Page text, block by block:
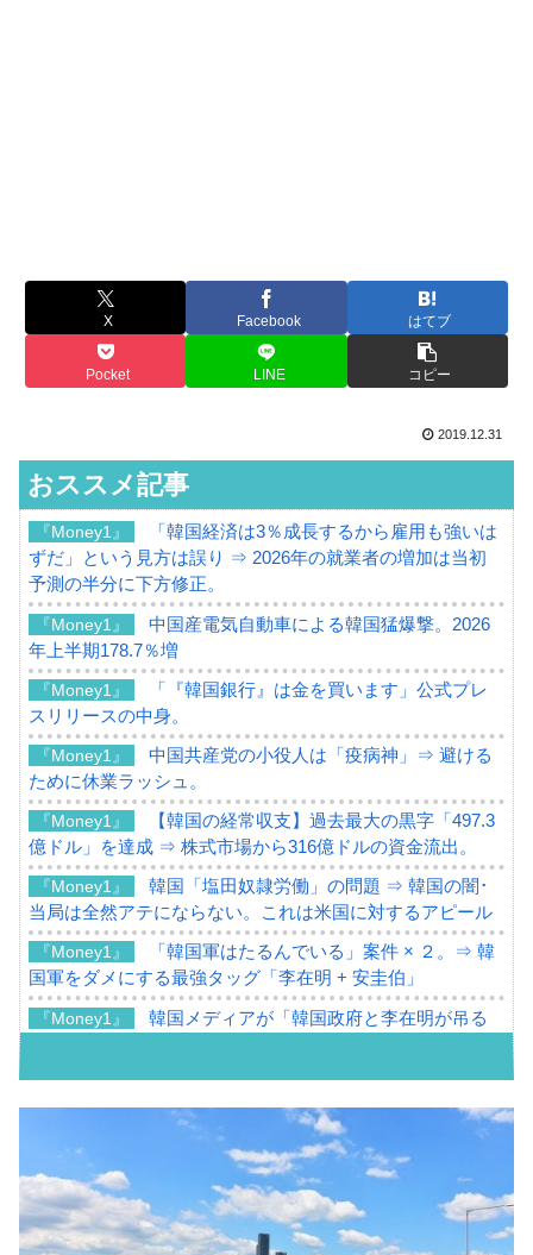
X Facebook はてブ
Pocket LINE コピー
2019.12.31
おススメ記事
『Money1』
「韓国経済は3％成長するから雇用も強いは
ずだ」という見方は誤り ⇒ 2026年の就業者の増加は当初
予測の半分に下方修正。
『Money1』
中国産電気自動車による韓国猛爆撃。2026
年上半期178.7％増
『Money1』
「『韓国銀行』は金を買います」公式プレ
スリリースの中身。
『Money1』
中国共産党の小役人は「疫病神」⇒ 避ける
ために休業ラッシュ。
『Money1』
【韓国の経常収支】過去最大の黒字「497.3
億ドル」を達成 ⇒ 株式市場から316億ドルの資金流出。
『Money1』
韓国「塩田奴隷労働」の問題 ⇒ 韓国の闇･
当局は全然アテにならない。これは米国に対するアピール
『Money1』
「韓国軍はたるんでいる」案件 × ２。⇒ 韓
国軍をダメにする最強タッグ「李在明 + 安圭伯」
『Money1』
韓国メディアが「韓国政府と李在明が吊る
『Money1』
韓国07月･物価指数「2.8％」に低下 ⇒ 実は
コアコアは上がった。
『Money1』
韓国･猛暑でソウル市全域「猛暑重大警報」
発令。李在明「猛暑・干ばつ対処状況点検会議」
『Money1』
【日本市場再挑戦中】韓国『現代自動車』
07月販売台数は去年のほぼ半分「71台」しか売れなかっ